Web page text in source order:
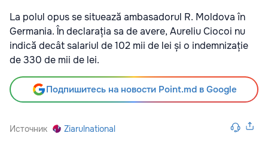
La polul opus se situează ambasadorul R. Moldova în
Germania. În declarația sa de avere, Aureliu Ciocoi nu
indică decât salariul de 102 mii de lei și o indemnizație
de 330 de mii de lei.
Подпишитесь на новости Point.md в Google
Источник Ziarulnational